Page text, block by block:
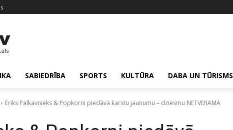
SABIEDRĪBA SPORTS KULTŪRA DABA UN TŪRISMS
Ēriks Palkavnieks & Popkorni piedāvā karstu jaunumu – dziesmu NETVERAMĀ